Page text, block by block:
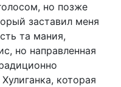
но позже
заставил меня
та мания,
но направленная
которая